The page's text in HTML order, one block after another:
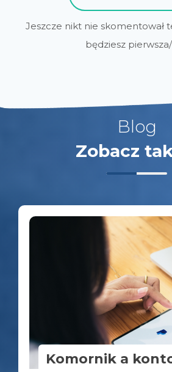
Jeszcze nikt nie skomentował
będziesz
Blog
Zobacz
Komornik a